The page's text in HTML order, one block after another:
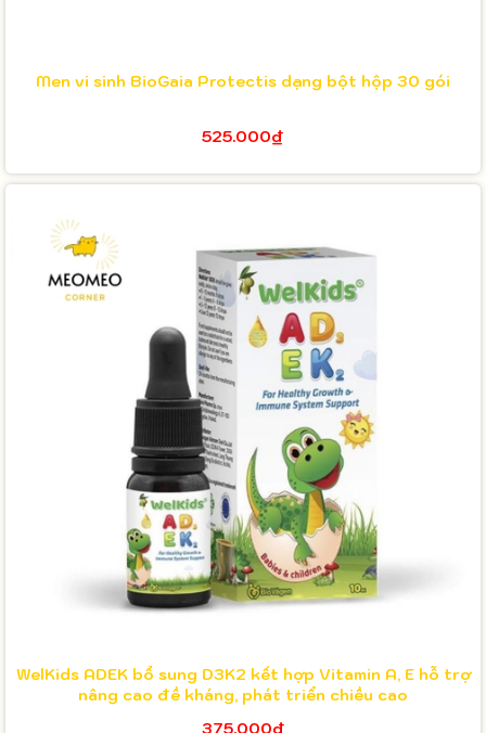
Men vi sinh BioGaia Protectis dạng bột hộp 30 gói
525.000₫
WelKids ADEK bổ sung D3K2 kết hợp Vitamin A, E hỗ trợ
nâng cao đề kháng, phát triển chiều cao
375.000₫